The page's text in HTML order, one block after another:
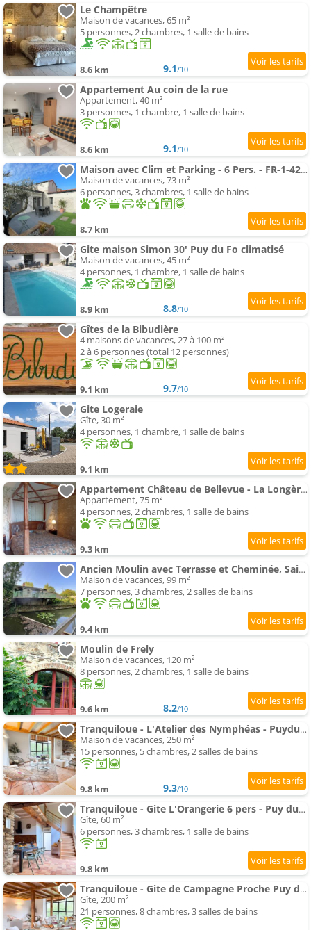
Le Champêtre
Maison de vacances, 65 m²
5 personnes, 2 chambres, 1 salle de bains
8.6 km 9.1/10
Appartement Au coin de la rue
Appartement, 40 m²
3 personnes, 1 chambre, 1 salle de bains
8.6 km 9.1/10
Maison avec Clim et Parking - 6 Pers. - FR-1-426-613
Maison de vacances, 73 m²
6 personnes, 3 chambres, 1 salle de bains
8.7 km
Gite maison Simon 30' Puy du Fo climatisé
Maison de vacances, 45 m²
4 personnes, 1 chambre, 1 salle de bains
8.9 km 8.8/10
Gîtes de la Bibudière
4 maisons de vacances, 27 à 100 m²
2 à 6 personnes (total 12 personnes)
9.1 km 9.7/10
Gite Logeraie
Gîte, 30 m²
4 personnes, 1 chambre, 1 salle de bains
9.1 km
Appartement Château de Bellevue - La Longère proche du PuyduFou
Appartement, 75 m²
4 personnes, 2 chambres, 1 salle de bains
9.3 km
Ancien Moulin avec Terrasse et Cheminée, Saint-Vincent-Sterlanges - FR-1-426-608
Maison de vacances, 99 m²
7 personnes, 3 chambres, 2 salles de bains
9.4 km
Moulin de Frely
Maison de vacances, 120 m²
8 personnes, 2 chambres, 1 salle de bains
9.6 km 8.2/10
Tranquiloue - L'Atelier des Nymphéas - PuyduFou
Maison de vacances, 250 m²
15 personnes, 5 chambres, 2 salles de bains
9.8 km 9.3/10
Tranquiloue - Gite L'Orangerie 6 pers - Puy du Fou
Gîte, 60 m²
6 personnes, 3 chambres, 1 salle de bains
9.8 km
Tranquiloue - Gite de Campagne Proche Puy du Fou
Gîte, 200 m²
21 personnes, 8 chambres, 3 salles de bains